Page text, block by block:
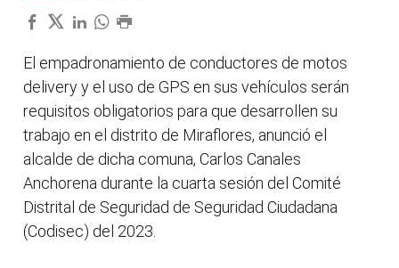
El empadronamiento de conductores de motos
delivery y el uso de GPS en sus vehículos serán
requisitos obligatorios para que desarrollen su
trabajo en el distrito de Miraflores, anunció el
alcalde de dicha comuna, Carlos Canales
Anchorena durante la cuarta sesión del Comité
Distrital de Seguridad de Seguridad Ciudadana
(Codisec) del 2023.